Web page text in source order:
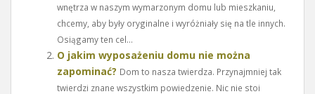
wnętrza w naszym wymarzonym domu lub mieszkaniu,
chcemy, aby były oryginalne i wyróżniały się na tle innych.
Osiągamy ten cel...
O jakim wyposażeniu domu nie można
zapominać? Dom to nasza twierdza. Przynajmniej tak
twierdzi znane wszystkim powiedzenie. Nic nie stoi